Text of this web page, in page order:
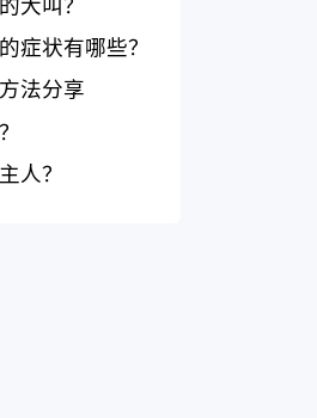
症状有哪些？
法分享
人？